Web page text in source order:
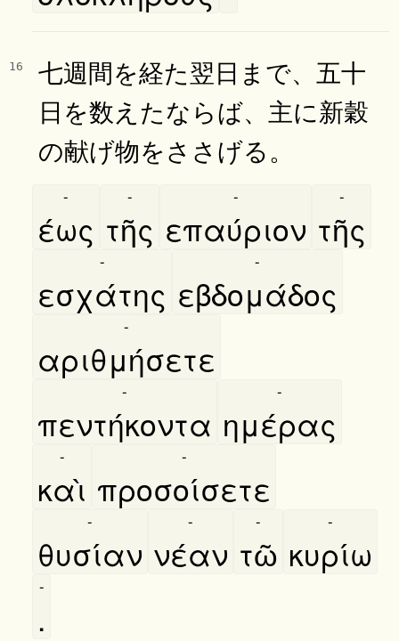
16
七週間を経た翌日まで、五十
日を数えたならば、主に新穀
の献げ物をささげる。
έως
-
τῆς
-
επαύριον
-
τῆς
-
εσχάτης
-
εβδομάδος
-
αριθμήσετε
-
πεντήκοντα
-
ημέρας
-
καὶ
-
προσοίσετε
-
θυσίαν
-
νέαν
-
τῶ
-
κυρίω
-
.
-